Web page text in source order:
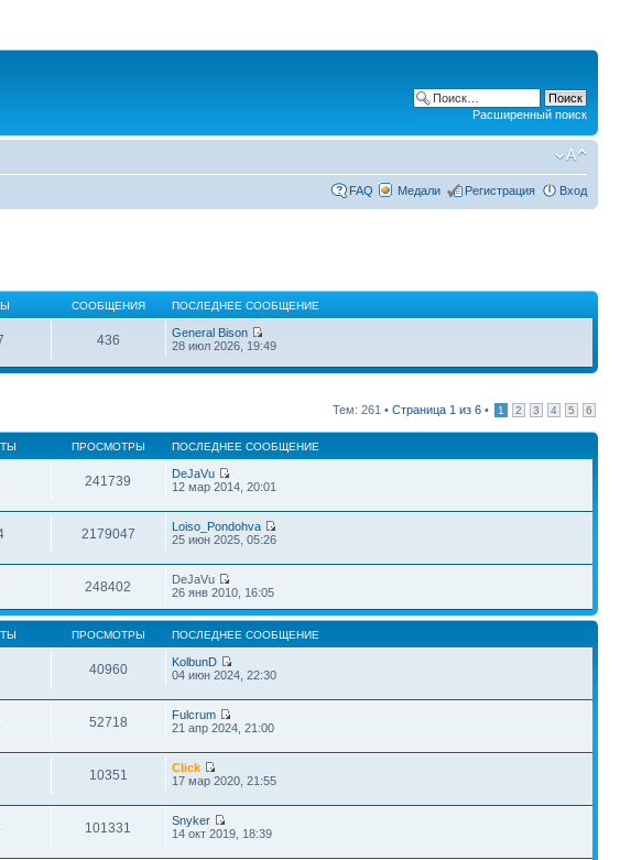
Расширенный поиск
FAQ Медали Регистрация Вход
СООБЩЕНИЯ ПОСЛЕДНЕЕ СООБЩЕНИЕ
436
General Bison
28 июл 2026, 19:49
Тем: 261 • Страница 1 из 6 • 1 2 3 4 5 6
ПРОСМОТРЫ ПОСЛЕДНЕЕ СООБЩЕНИЕ
241739
DeJaVu
12 мар 2014, 20:01
2179047
Loiso_Pondohva
25 июн 2025, 05:26
248402
DeJaVu
26 янв 2010, 16:05
ПРОСМОТРЫ ПОСЛЕДНЕЕ СООБЩЕНИЕ
40960
KolbunD
04 июн 2024, 22:30
52718
Fulcrum
21 апр 2024, 21:00
10351
Click
17 мар 2020, 21:55
101331
Snyker
14 окт 2019, 18:39